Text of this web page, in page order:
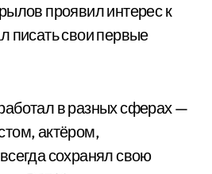
проявил интерес к
писать свои первые
в разных сферах —
актёром,
сохранял свою